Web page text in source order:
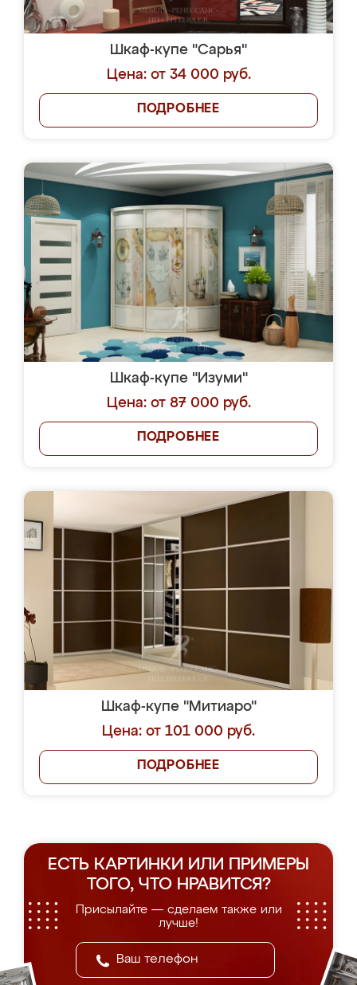
Шкаф-купе "Сарья"
Цена: от 34 000 руб.
ПОДРОБНЕЕ
Шкаф-купе "Изуми"
Цена: от 87 000 руб.
ПОДРОБНЕЕ
Шкаф-купе "Митиаро"
Цена: от 101 000 руб.
ПОДРОБНЕЕ
ЕСТЬ КАРТИНКИ ИЛИ ПРИМЕРЫ
ТОГО, ЧТО НРАВИТСЯ?
Присылайте — сделаем также или
лучше!